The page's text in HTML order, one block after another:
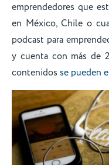
emprendedores que
en México, Chile o
podcast para
y cuenta con más de
contenidos se pueden